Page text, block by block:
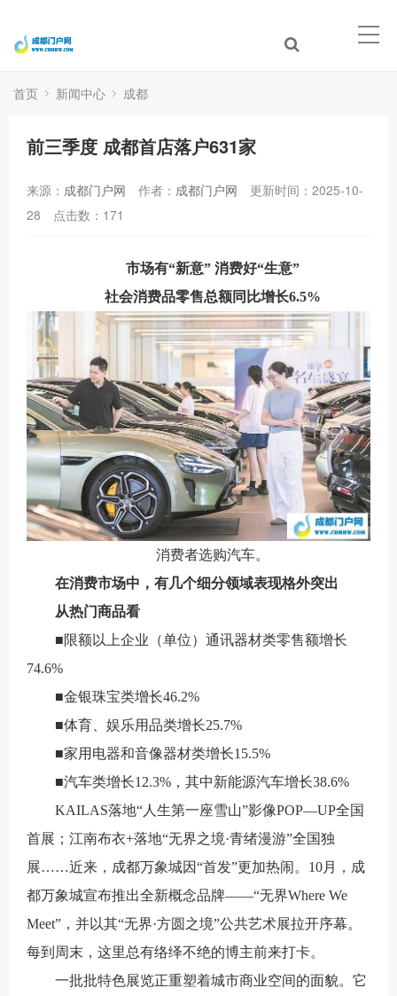
首页 新闻中心 成都
前三季度 成都首店落户631家
来源： 成都门户网 作者： 成都门户网
更新时间：2025-10-
28
点击数： 171
市场有“新意” 消费好“生意”
社会消费品零售总额同比增长6.5%
消费者选购汽车。
在消费市场中，有几个细分领域表现格外突出
从热门商品看
■限额以上企业（单位）通讯器材类零售额增长
74.6%
■金银珠宝类增长46.2%
■体育、娱乐用品类增长25.7%
■家用电器和音像器材类增长15.5%
■汽车类增长12.3%，其中新能源汽车增长38.6%
KAILAS落地“人生第一座雪山”影像POP—UP全国
首展；江南布衣+落地“无界之境·青绪漫游”全国独
展……近来，成都万象城因“首发”更加热闹。10月，成
都万象城宣布推出全新概念品牌——“无界Where We
Meet”，并以其“无界·方圆之境”公共艺术展拉开序幕。
每到周末，这里总有络绎不绝的博主前来打卡。
一批批特色展览正重塑着城市商业空间的面貌。它